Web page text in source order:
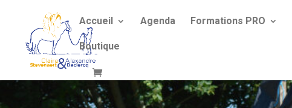
Accueil Agenda Formations PRO
Boutique